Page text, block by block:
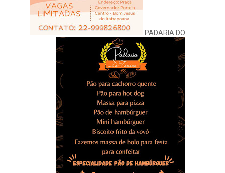
PADARIA DO